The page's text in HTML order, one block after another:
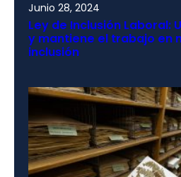
Junio 28, 2024
Ley de Inclusión Laboral:
y mantiene el trabajo en
inclusión